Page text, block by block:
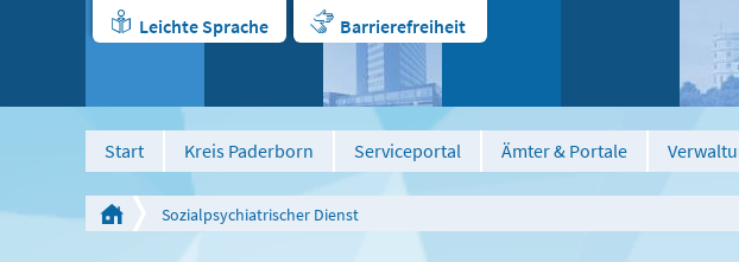
Leichte Sprache Barrierefreiheit
Start Kreis Paderborn Serviceportal Ämter & Portale
Kontrast veraendern
vorlesen Sozialpsychiatrischer Dienst